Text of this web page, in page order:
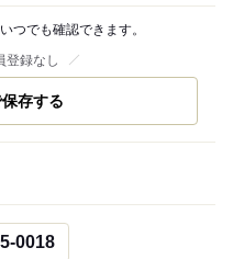
つでも確認できます。
登録なし
存する
0018